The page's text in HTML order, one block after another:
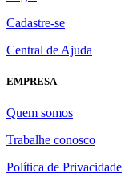
Cadastre-se
Central de Ajuda
EMPRESA
Quem somos
Trabalhe conosco
Política de Privacidade